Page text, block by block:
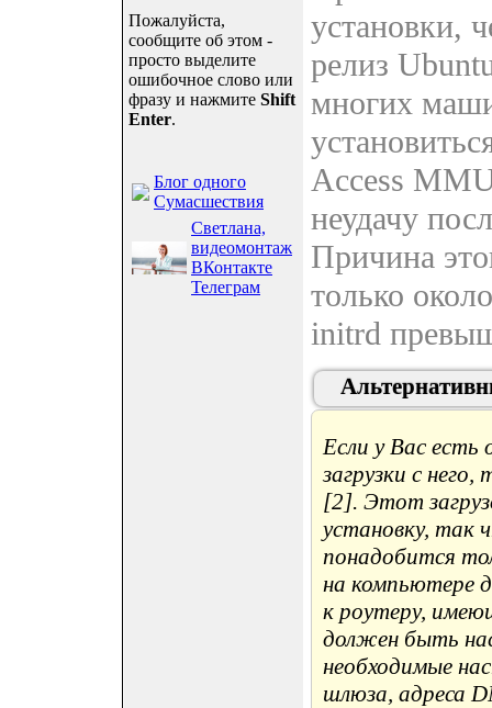
Пожалуйста,
сообщите об этом -
просто выделите
ошибочное слово или
фразу и нажмите Shift
Enter.
Блог одного
Сумасшествия
Светлана,
видеомонтаж
ВКонтакте
Телеграм
установки,
релиз
многих
Access
неудачу
Причина
только
initrd
Если у Вас есть
загрузки с
[2]. Этот
установку, так
понадобится
на компьютере
к роутеру,
должен быть
необходимые
шлюза, адреса